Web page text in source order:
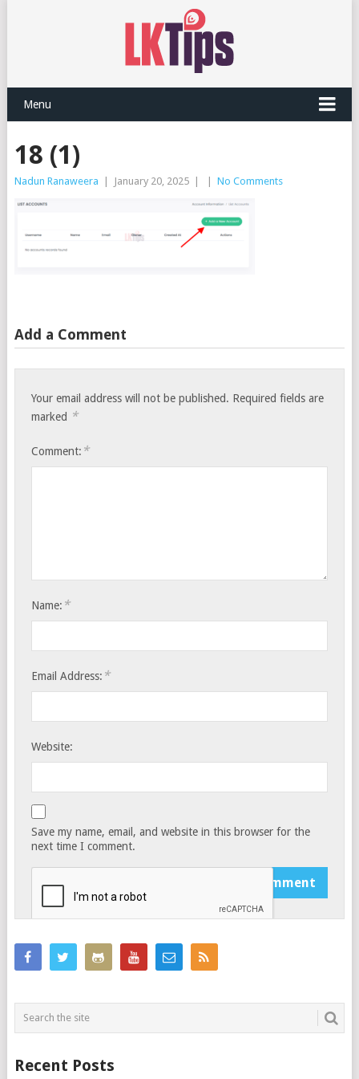
Menu
18 (1)
Nadun Ranaweera January 20, 2025 No Comments
Add a Comment
Your email address will not be published. Required fields are
marked *
Comment: *
Name: *
Email Address: *
Website:
Save my name, email, and website in this browser for the
next time I comment.
Recent Posts